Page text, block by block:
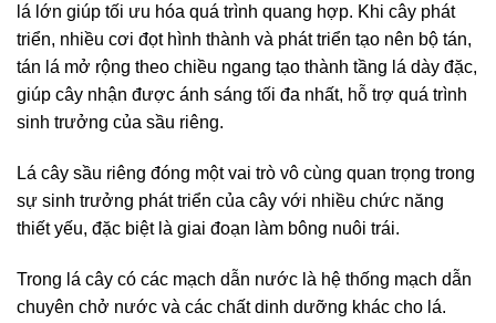
lá lớn giúp tối ưu hóa quá trình quang hợp. Khi cây phát
triển, nhiều cơi đọt hình thành và phát triển tạo nên bộ tán,
tán lá mở rộng theo chiều ngang tạo thành tầng lá dày đặc,
giúp cây nhận được ánh sáng tối đa nhất, hỗ trợ quá trình
sinh trưởng của sầu riêng.
Lá cây sầu riêng đóng một vai trò vô cùng quan trọng trong
sự sinh trưởng phát triển của cây với nhiều chức năng
thiết yếu, đặc biệt là giai đoạn làm bông nuôi trái.
Trong lá cây có các mạch dẫn nước là hệ thống mạch dẫn
chuyên chở nước và các chất dinh dưỡng khác cho lá.